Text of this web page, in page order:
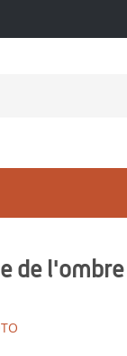
de l'ombre